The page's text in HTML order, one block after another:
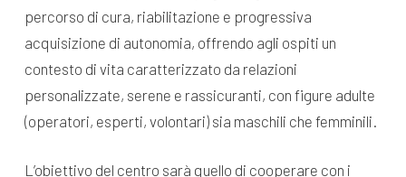
percorso di cura, riabilitazione e progressiva
acquisizione di autonomia, offrendo agli ospiti un
contesto di vita caratterizzato da relazioni
personalizzate, serene e rassicuranti, con figure adulte
(operatori, esperti, volontari) sia maschili che femminili.
L’obiettivo del centro sarà quello di cooperare con i